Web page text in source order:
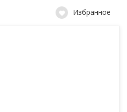
Избранное